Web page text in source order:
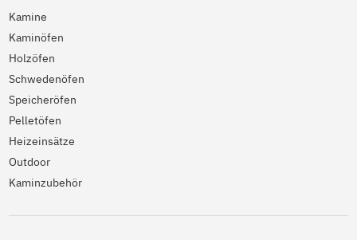
Kamine
Kaminöfen
Holzöfen
Schwedenöfen
Speicheröfen
Pelletöfen
Heizeinsätze
Outdoor
Kaminzubehör